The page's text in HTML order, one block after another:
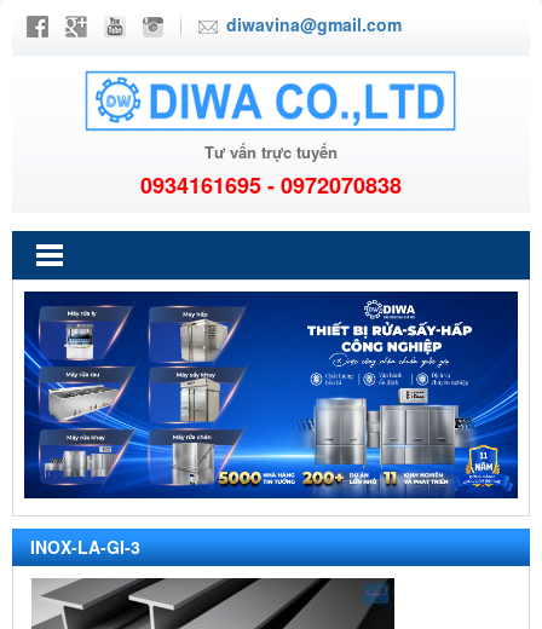
diwavina@gmail.com
Tư vấn trực tuyến
0934161695 - 0972070838
INOX-LA-GI-3